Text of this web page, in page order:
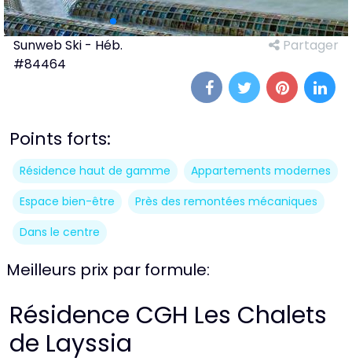
Sunweb Ski - Héb.
#84464
Partager
Points forts:
Résidence haut de gamme
Appartements modernes
Espace bien-être
Près des remontées mécaniques
Dans le centre
Meilleurs prix par formule:
Résidence CGH Les Chalets
de Layssia